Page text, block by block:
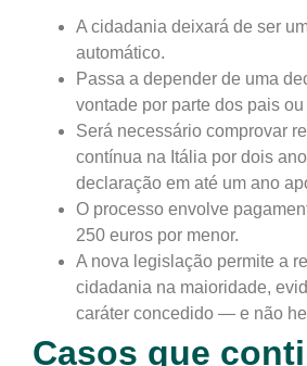
A cidadania deixará de ser
automático.
Passa a depender de uma
vontade por parte dos pais
Será necessário comprovar
contínua na Itália por dois
declaração em até um ano
O processo envolve
250 euros por menor.
A nova legislação permite a
cidadania na maioridade,
caráter concedido — e não
Casos que